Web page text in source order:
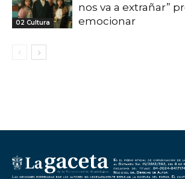
02 Cultura
nos va a extrañar”
emocionar